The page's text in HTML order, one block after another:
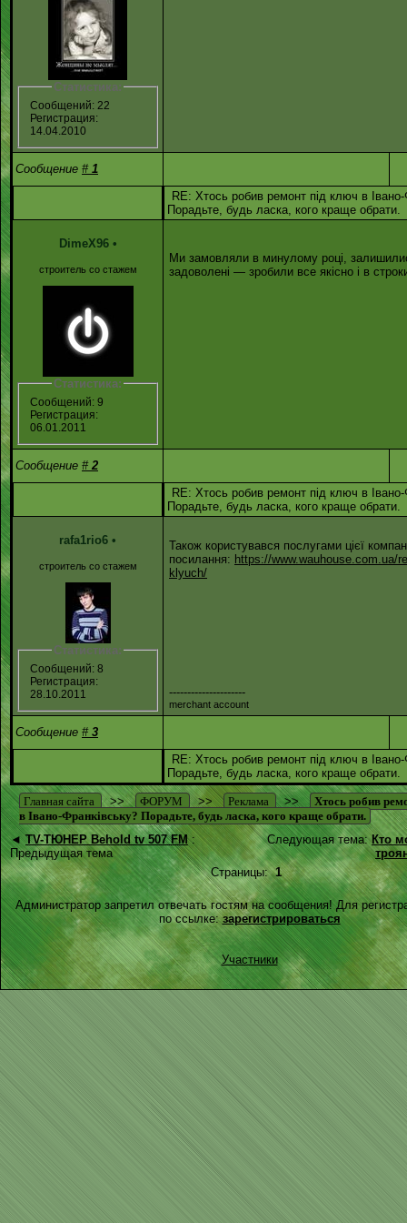
Статистика:
Сообщений: 22
Регистрация:
14.04.2010
Сообщение # 1
RE: Хтось робив ремонт під ключ в Івано-
Порадьте, будь ласка, кого краще обрати.
DimeX96 •
строитель со стажем
Статистика:
Сообщений: 9
Регистрация:
06.01.2011
Ми замовляли в минулому році,
задоволені — зробили все якісно і в
Сообщение # 2
RE: Хтось робив ремонт під ключ в Івано-
Порадьте, будь ласка, кого краще обрати.
rafa1rio6 •
строитель со стажем
Статистика:
Сообщений: 8
Регистрация:
28.10.2011
Також користувався послугами цієї
посилання: https://www.wauhouse.com.ua/
klyuch/
---------------------
merchant account
Сообщение # 3
RE: Хтось робив ремонт під ключ в Івано-
Порадьте, будь ласка, кого краще обрати.
Главная сайта >> ФОРУМ >> Реклама >> Хтось робив
в Івано-Франківську? Порадьте, будь ласка, кого краще обрати.
◄TV-ТЮНЕР Behold tv 507 FM:
Предыдущая тема
Следующая тема:Кто
Страницы:1
Администратор запретил отвечать гостям на сообщения! Для
по ссылке:зарегистрироваться
Участники